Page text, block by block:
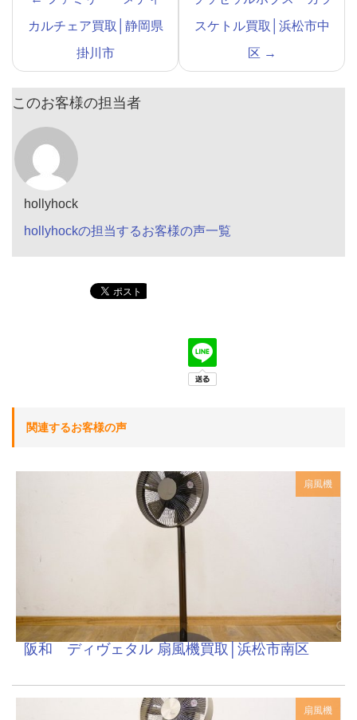
カルチェア買取│静岡県
掛川市
スケトル買取│浜松市中
区 →
このお客様の担当者
hollyhock
hollyhockの担当するお客様の声一覧
関連するお客様の声
扇風機
阪和 ディヴェタル 扇風機買取│浜松市南区
扇風機